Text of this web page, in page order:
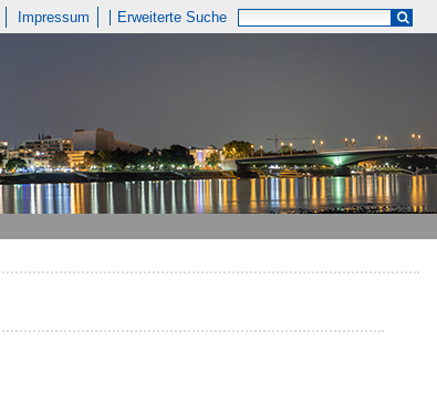
Impressum Erweiterte Suche